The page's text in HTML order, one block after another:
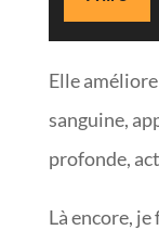
Elle
sanguine,
profonde,
Là encore,